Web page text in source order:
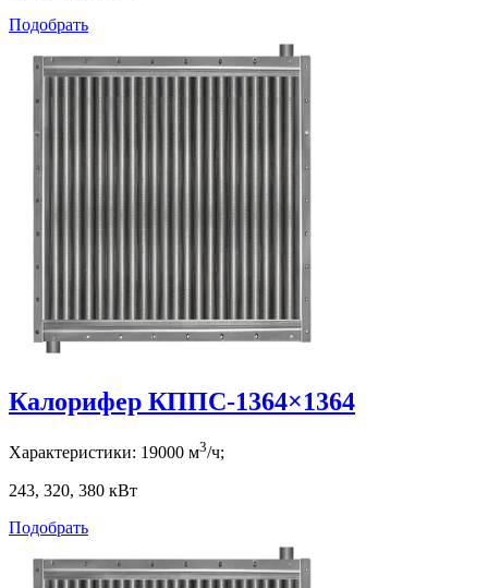
Подобрать
Калорифер КППС-1364×1364
Характеристики: 19000 м3/ч;
243, 320, 380 кВт
Подобрать